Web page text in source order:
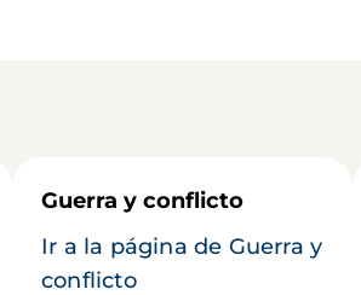
Guerra y conflicto
Ir a la página de Guerra y
conflicto